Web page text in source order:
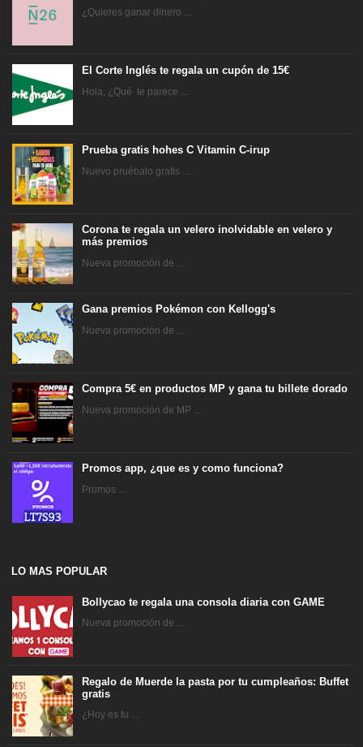
¿Quieres ganar dinero ...
El Corte Inglés te regala un cupón de 15€
Hola, ¿Qué te parece ...
Prueba gratis hohes C Vitamin C-irup
Nuevo pruébalo gratis ...
Corona te regala un velero inolvidable en velero y
más premios
Nueva promoción de ...
Gana premios Pokémon con Kellogg's
Nueva promoción de ...
Compra 5€ en productos MP y gana tu billete dorado
Nueva promoción de MP ...
Promos app, ¿que es y como funciona?
Promos ...
LO MAS POPULAR
Bollycao te regala una consola diaria con GAME
Nueva promoción de ...
Regalo de Muerde la pasta por tu cumpleaños: Buffet
gratis
¿Hoy es tu ...